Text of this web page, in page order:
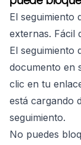
El seguimiento
externas. Fácil
El seguimiento
documento en
clic en tu
está cargando
seguimiento.
No puedes